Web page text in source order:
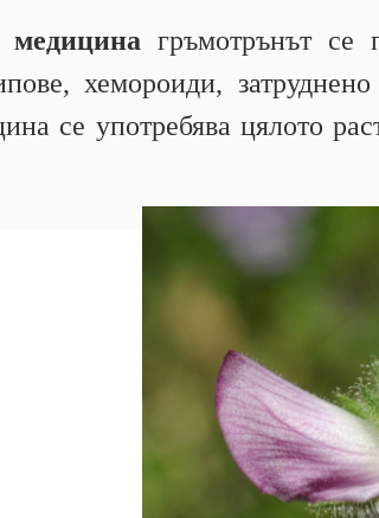
гръмотрънът се
хемороиди,
се употребява цялото